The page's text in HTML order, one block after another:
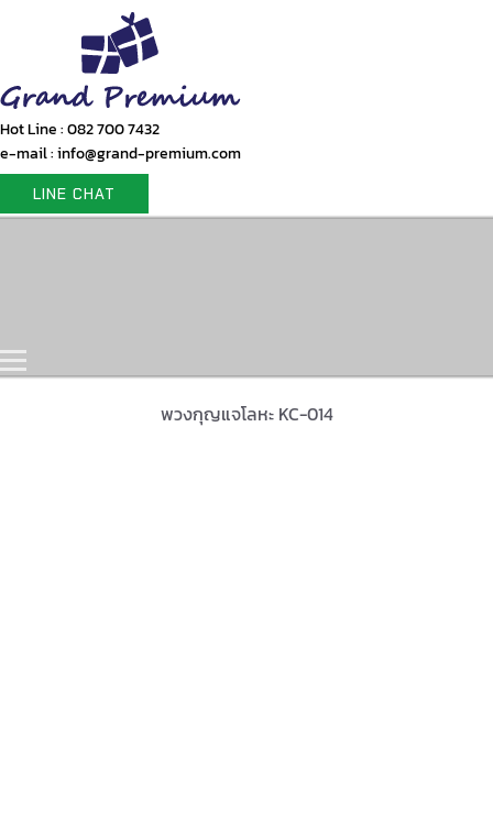
Hot Line : 082 700 7432
e-mail : info@grand-premium.com
LINE CHAT
พวงกุญแจโลหะ KC-014